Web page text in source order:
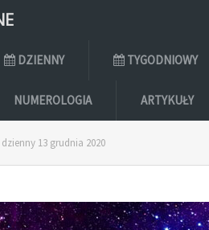
DZIENNY TYGODNIOWY
NUMEROLOGIA ARTYKUŁY
13 grudnia 2020